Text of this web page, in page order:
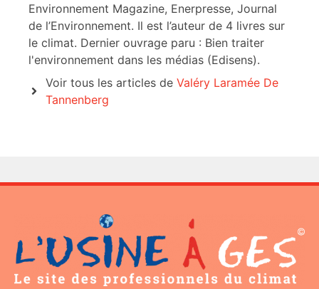
Environnement Magazine, Enerpresse, Journal
de l’Environnement. Il est l’auteur de 4 livres sur
le climat. Dernier ouvrage paru : Bien traiter
l'environnement dans les médias (Edisens).
Voir tous les articles de Valéry Laramée De
Tannenberg